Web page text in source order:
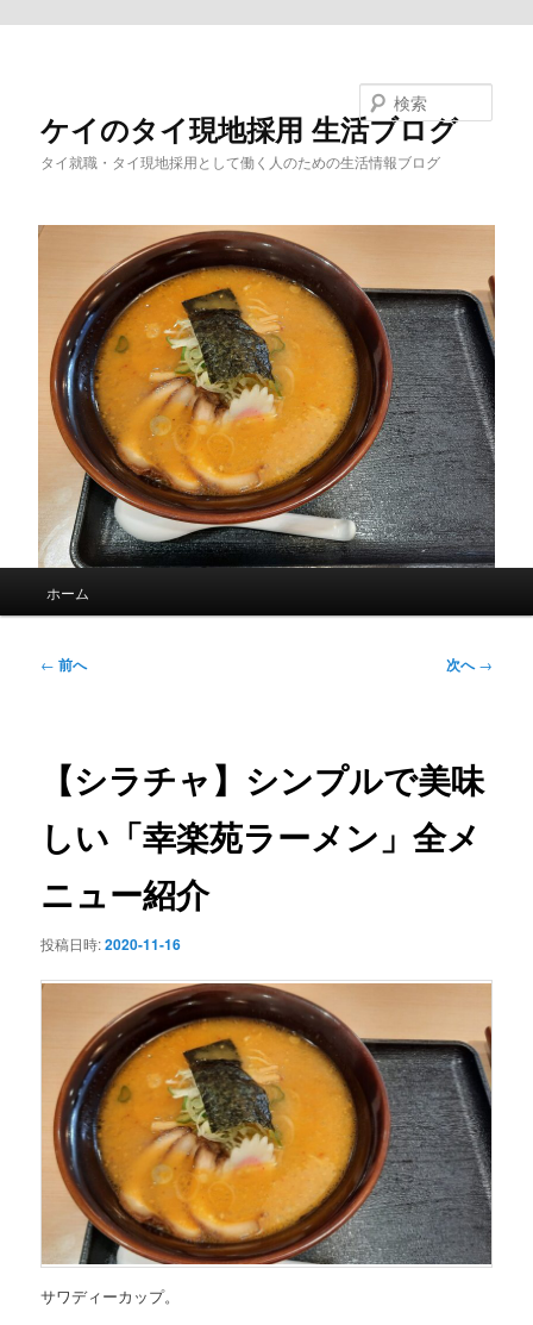
ケイのタイ現地採用 生活ブログ
タイ就職・タイ現地採用として働く人のための生活情報ブログ
ホーム
投
ョ
ン
← 前へ 次へ→
【シラチャ】シンプルで美味
しい「幸楽苑ラーメン」全メ
ニュー紹介
投稿日時:2020-11-16
サワディーカップ。